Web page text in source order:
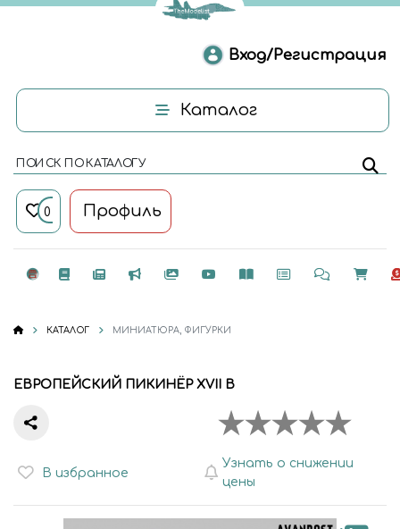
Вход/Регистрация
Каталог
ПОИСК ПО КАТАЛОГУ
0 Профиль
КАТАЛОГ МИНИАТЮРА, ФИГУРКИ
ЕВРОПЕЙСКИЙ ПИКИНЁР XVII В
В избранное
Узнать о снижении
цены